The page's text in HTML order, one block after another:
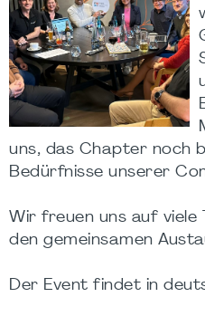
uns, das Chapter noch
Bedürfnisse unserer
Wir freuen uns auf viele
den gemeinsamen
Der Event findet in